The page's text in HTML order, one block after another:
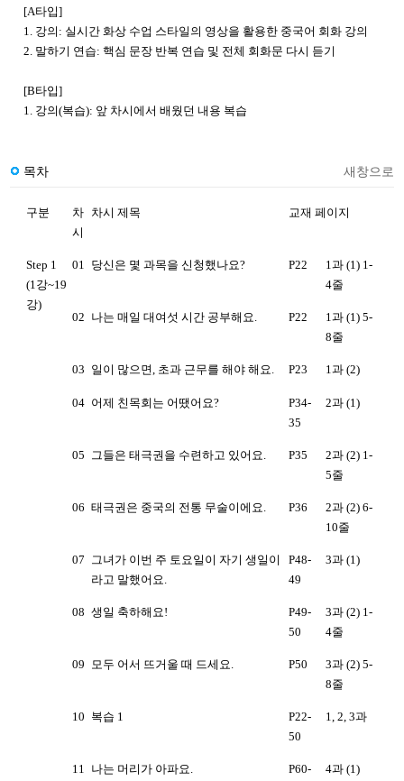
[A타입]
1. 강의: 실시간 화상 수업 스타일의 영상을 활용한 중국어 회화 강의
2. 말하기 연습: 핵심 문장 반복 연습 및 전체 회화문 다시 듣기
[B타입]
1. 강의(복습): 앞 차시에서 배웠던 내용 복습
목차 새창으로
구분
차
시
차시 제목 교재 페이지
Step 1
(1강~19
강)
01 당신은 몇 과목을 신청했나요? P22
1과 (1) 1-
4줄
02 나는 매일 대여섯 시간 공부해요. P22
1과 (1) 5-
8줄
03 일이 많으면, 초과 근무를 해야 해요. P23 1과 (2)
04 어제 친목회는 어땠어요?
P34-
35
2과 (1)
05 그들은 태극권을 수련하고 있어요. P35
2과 (2) 1-
5줄
06 태극권은 중국의 전통 무술이에요. P36
2과 (2) 6-
10줄
07 그녀가 이번 주 토요일이 자기 생일이
라고 말했어요.
P48-
49
3과 (1)
08 생일 축하해요!
P49-
50
3과 (2) 1-
4줄
09 모두 어서 뜨거울 때 드세요. P50
3과 (2) 5-
8줄
10 복습 1
P22-
50
1, 2, 3과
11 나는 머리가 아파요.
P60-
4과 (1)